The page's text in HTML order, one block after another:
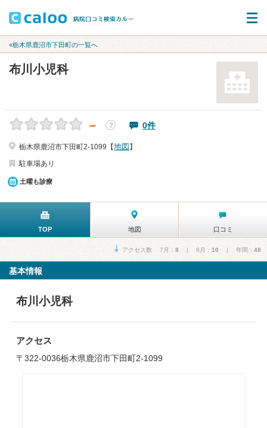
«栃木県鹿沼市下田町の一覧へ
布川小児科
－ ？ 0件
栃木県鹿沼市下田町2-1099【地図 】
駐車場あり
土曜も診療
TOP 地図 口コミ
アクセス数 7月： 8 | 6月： 10 | 年間： 48
基本情報
布川小児科
アクセス
〒322-0036栃木県鹿沼市下田町2-1099